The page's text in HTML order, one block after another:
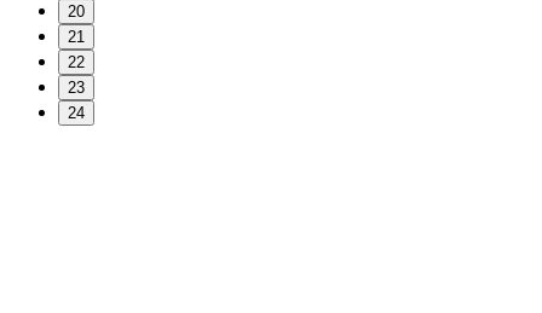
20
21
22
23
24